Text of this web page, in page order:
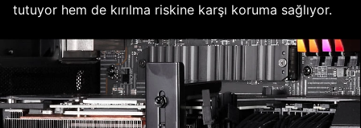
tutuyor hem de kırılma riskine karşı koruma sağlıyor.